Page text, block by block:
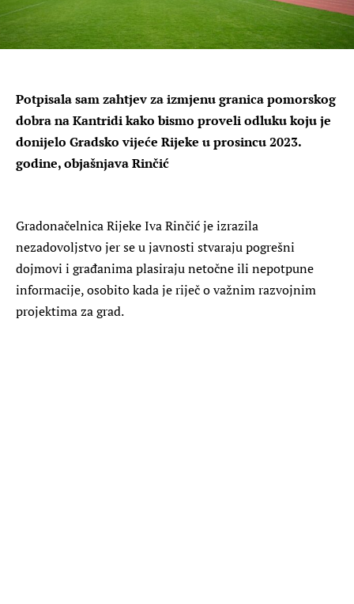
Potpisala sam zahtjev za izmjenu granica pomorskog
dobra na Kantridi kako bismo proveli odluku koju je
donijelo Gradsko vijeće Rijeke u prosincu 2023.
godine, objašnjava Rinčić
Gradonačelnica Rijeke Iva Rinčić je izrazila
nezadovoljstvo jer se u javnosti stvaraju pogrešni
dojmovi i građanima plasiraju netočne ili nepotpune
informacije, osobito kada je riječ o važnim razvojnim
projektima za grad.